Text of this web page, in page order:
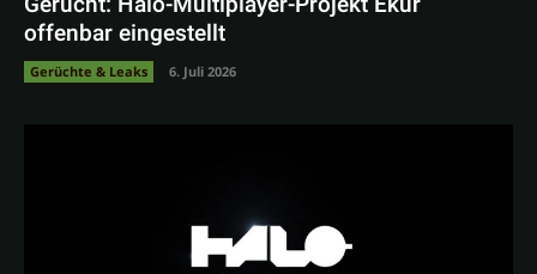
offenbar eingestellt
Gerüchte & Leaks 6. Juli 2026